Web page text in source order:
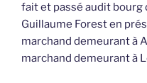
fait et passé audit bourg
Guillaume Forest en
marchand demeurant à
marchand demeurant à